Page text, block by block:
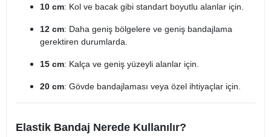
10 cm: Kol ve bacak gibi standart boyutlu alanlar için.
12 cm: Daha geniş bölgelere ve geniş bandajlama
gerektiren durumlarda.
15 cm: Kalça ve geniş yüzeyli alanlar için.
20 cm: Gövde bandajlaması veya özel ihtiyaçlar için.
Elastik Bandaj Nerede Kullanılır?